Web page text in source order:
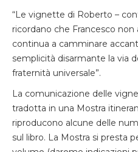
“Le vignette di Roberto –
ricordano che Francesco non
continua a camminare
semplicità disarmante la via
fraternità universale”.
La comunicazione delle
tradotta in una Mostra
riproducono alcune delle
sul libro. La Mostra si presta